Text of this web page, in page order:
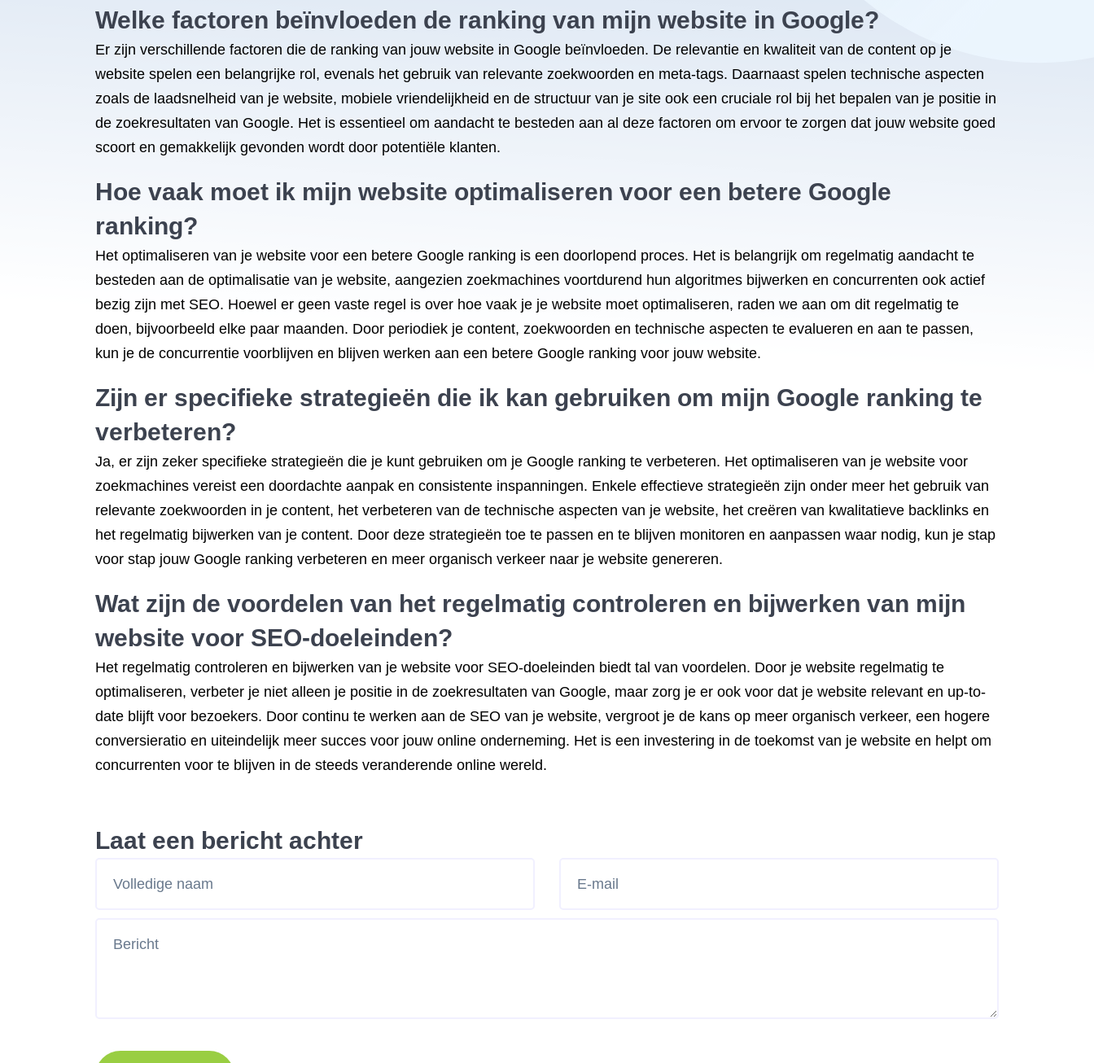
Welke factoren beïnvloeden de ranking van mijn website in Google?
Er zijn verschillende factoren die de ranking van jouw website in Google beïnvloeden. De relevantie en kwaliteit van de content op je
website spelen een belangrijke rol, evenals het gebruik van relevante zoekwoorden en meta-tags. Daarnaast spelen technische aspecten
zoals de laadsnelheid van je website, mobiele vriendelijkheid en de structuur van je site ook een cruciale rol bij het bepalen van je positie in
de zoekresultaten van Google. Het is essentieel om aandacht te besteden aan al deze factoren om ervoor te zorgen dat jouw website goed
scoort en gemakkelijk gevonden wordt door potentiële klanten.
Hoe vaak moet ik mijn website optimaliseren voor een betere Google
ranking?
Het optimaliseren van je website voor een betere Google ranking is een doorlopend proces. Het is belangrijk om regelmatig aandacht te
besteden aan de optimalisatie van je website, aangezien zoekmachines voortdurend hun algoritmes bijwerken en concurrenten ook actief
bezig zijn met SEO. Hoewel er geen vaste regel is over hoe vaak je je website moet optimaliseren, raden we aan om dit regelmatig te
doen, bijvoorbeeld elke paar maanden. Door periodiek je content, zoekwoorden en technische aspecten te evalueren en aan te passen,
kun je de concurrentie voorblijven en blijven werken aan een betere Google ranking voor jouw website.
Zijn er specifieke strategieën die ik kan gebruiken om mijn Google ranking te
verbeteren?
Ja, er zijn zeker specifieke strategieën die je kunt gebruiken om je Google ranking te verbeteren. Het optimaliseren van je website voor
zoekmachines vereist een doordachte aanpak en consistente inspanningen. Enkele effectieve strategieën zijn onder meer het gebruik van
relevante zoekwoorden in je content, het verbeteren van de technische aspecten van je website, het creëren van kwalitatieve backlinks en
het regelmatig bijwerken van je content. Door deze strategieën toe te passen en te blijven monitoren en aanpassen waar nodig, kun je stap
voor stap jouw Google ranking verbeteren en meer organisch verkeer naar je website genereren.
Wat zijn de voordelen van het regelmatig controleren en bijwerken van mijn
website voor SEO-doeleinden?
Het regelmatig controleren en bijwerken van je website voor SEO-doeleinden biedt tal van voordelen. Door je website regelmatig te
optimaliseren, verbeter je niet alleen je positie in de zoekresultaten van Google, maar zorg je er ook voor dat je website relevant en up-to-
date blijft voor bezoekers. Door continu te werken aan de SEO van je website, vergroot je de kans op meer organisch verkeer, een hogere
conversieratio en uiteindelijk meer succes voor jouw online onderneming. Het is een investering in de toekomst van je website en helpt om
concurrenten voor te blijven in de steeds veranderende online wereld.
Laat een bericht achter